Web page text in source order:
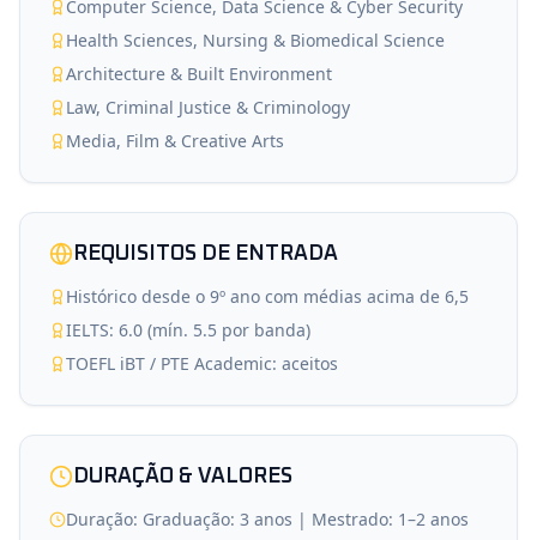
Computer Science, Data Science & Cyber Security
Health Sciences, Nursing & Biomedical Science
Architecture & Built Environment
Law, Criminal Justice & Criminology
Media, Film & Creative Arts
REQUISITOS DE ENTRADA
Histórico desde o 9º ano com médias acima de 6,5
IELTS: 6.0 (mín. 5.5 por banda)
TOEFL iBT / PTE Academic: aceitos
DURAÇÃO & VALORES
Duração: Graduação: 3 anos | Mestrado: 1–2 anos